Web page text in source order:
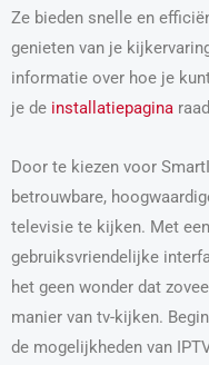
Ze bieden snelle en
genieten van je
informatie over hoe je
je de installatiepagina
Door te kiezen voor
betrouwbare,
televisie te kijken. Met
gebruiksvriendelijke
het geen wonder dat
manier van tv-kijken.
de mogelijkheden van